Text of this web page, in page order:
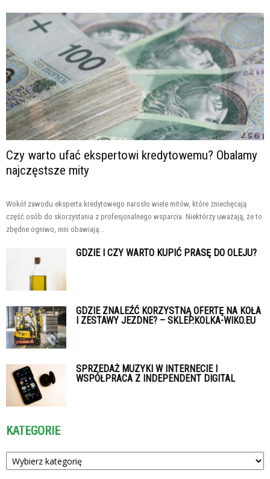
Czy warto ufać ekspertowi kredytowemu? Obalamy
najczęstsze mity
Wokół zawodu eksperta kredytowego narosło wiele mitów, które zniechęcają
część osób do skorzystania z profesjonalnego wsparcia. Niektórzy uważają, że to
zbędne ogniwo, inni obawiają...
GDZIE I CZY WARTO KUPIĆ PRASĘ DO OLEJU?
GDZIE ZNALEŹĆ KORZYSTNĄ OFERTĘ NA KOŁA
I ZESTAWY JEZDNE? – SKLEP.KOLKA-WIKO.EU
SPRZEDAŻ MUZYKI W INTERNECIE I
WSPÓŁPRACA Z INDEPENDENT DIGITAL
KATEGORIE
Kategorie